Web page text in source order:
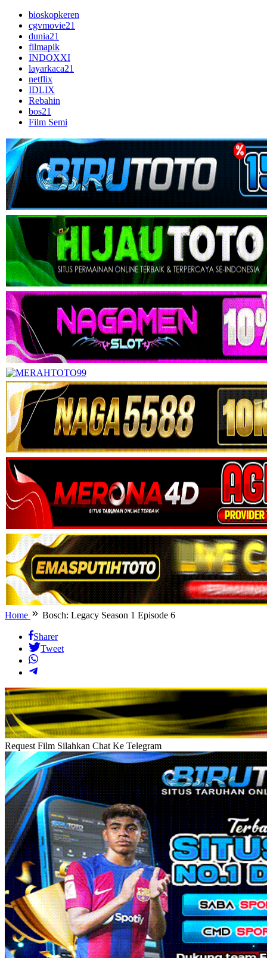
bioskopkeren
cgvmovie21
dunia21
filmapik
INDOXXI
layarkaca21
netflix
IDLIX
Rebahin
bos21
Film Semi
Home Bosch: Legacy Season 1 Episode 6
Sharer
Tweet
Request Film Silahkan Chat Ke Telegram